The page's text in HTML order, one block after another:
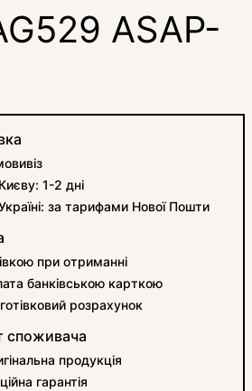
ASAP-
1-2 дні
за тарифами Нової Пошти
при отриманні
банківською карткою
розрахунок
споживача
продукція
гарантія